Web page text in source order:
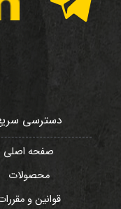
دسترسی
صفحه اصلی
محصولات
قوانین و